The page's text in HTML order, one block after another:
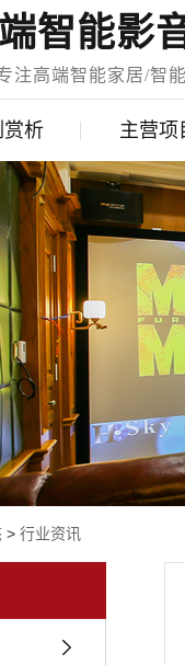
智能影
注高端智能家居/智
赏析
案例
例
中心
主营项
智能家
智能家庭
奢华会所
声学处理
> 行业资讯